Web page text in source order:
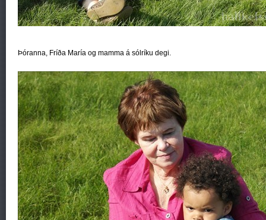
Þóranna, Fríða María og mamma á sólríku degi.